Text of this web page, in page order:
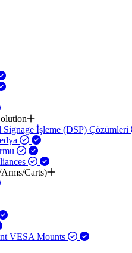
İşleme (DSP) Çözümleri
Carts)
VESA Mounts